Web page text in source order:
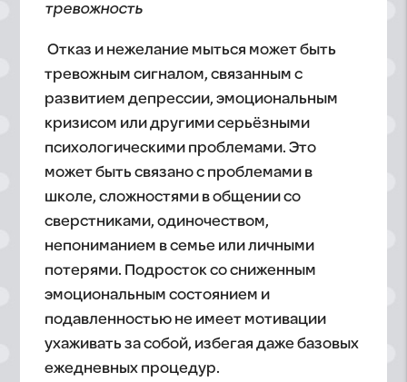
тревожность
Отказ и нежелание мыться может быть
тревожным сигналом, связанным с
развитием депрессии, эмоциональным
кризисом или другими серьёзными
психологическими проблемами. Это
может быть связано с проблемами в
школе, сложностями в общении со
сверстниками, одиночеством,
непониманием в семье или личными
потерями. Подросток со сниженным
эмоциональным состоянием и
подавленностью не имеет мотивации
ухаживать за собой, избегая даже базовых
ежедневных процедур.